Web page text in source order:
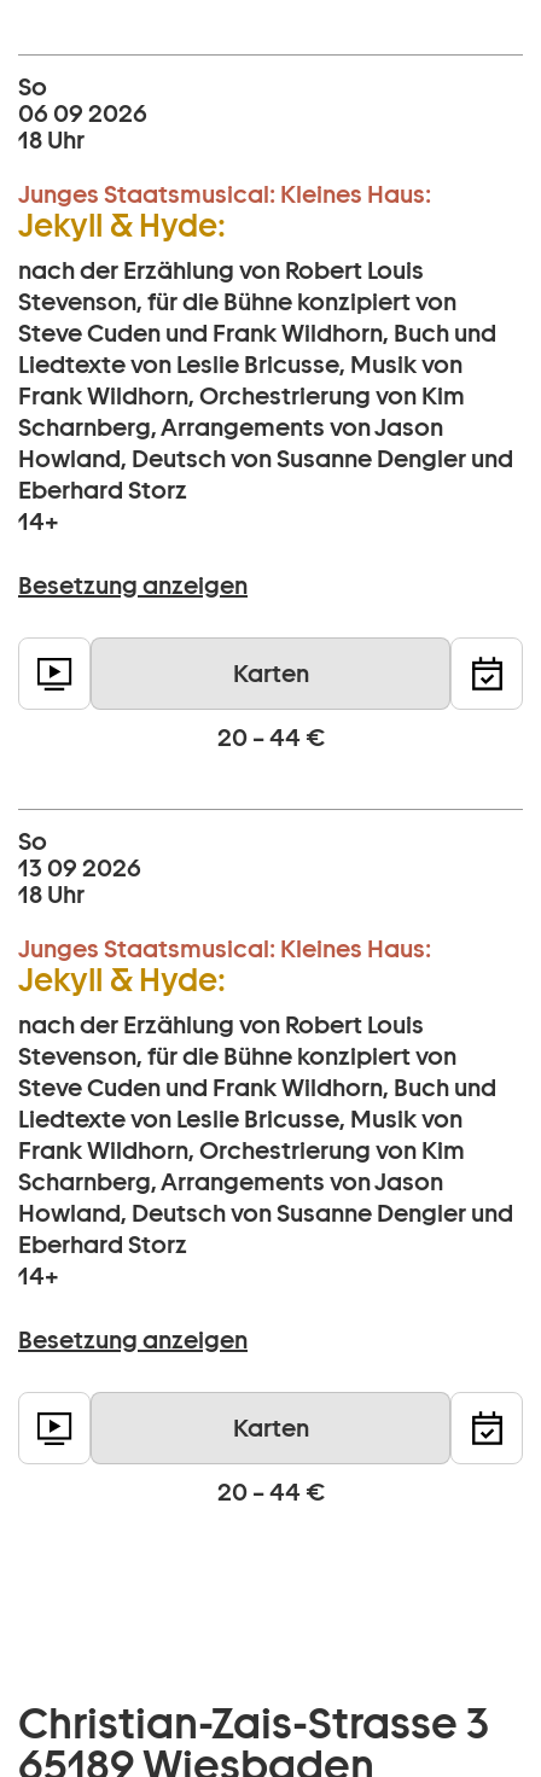
So
06 09 2026
18 Uhr
Junges Staatsmusical: Kleines Haus:
Jekyll & Hyde:
nach der Erzählung von Robert Louis
Stevenson, für die Bühne konzipiert von
Steve Cuden und Frank Wildhorn, Buch und
Liedtexte von Leslie Bricusse, Musik von
Frank Wildhorn, Orchestrierung von Kim
Scharnberg, Arrangements von Jason
Howland, Deutsch von Susanne Dengler und
Eberhard Storz
14+
Besetzung anzeigen
Karten
20 – 44 €
So
13 09 2026
18 Uhr
Junges Staatsmusical: Kleines Haus:
Jekyll & Hyde:
nach der Erzählung von Robert Louis
Stevenson, für die Bühne konzipiert von
Steve Cuden und Frank Wildhorn, Buch und
Liedtexte von Leslie Bricusse, Musik von
Frank Wildhorn, Orchestrierung von Kim
Scharnberg, Arrangements von Jason
Howland, Deutsch von Susanne Dengler und
Eberhard Storz
14+
Besetzung anzeigen
Karten
20 – 44 €
Christian-Zais-Strasse 3
65189 Wiesbaden